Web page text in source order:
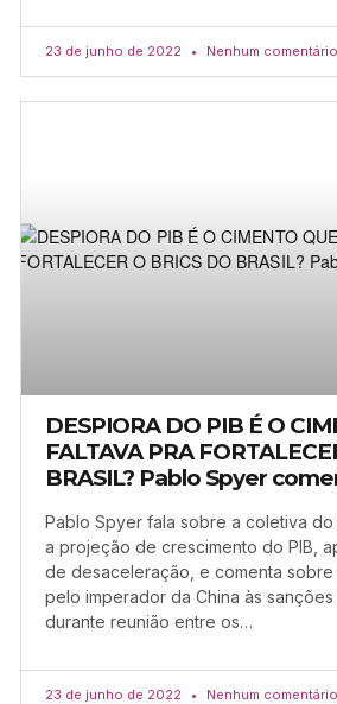
23 de junho de 2022 Nenhum comentário
DESPIORA DO PIB É O
FALTAVA PRA
BRASIL? Pablo Spyer
Pablo Spyer fala sobre a coletiva do
a projeção de crescimento do PIB,
de desaceleração, e comenta sobre
pelo imperador da China às sanções
durante reunião entre os…
23 de junho de 2022 Nenhum comentário